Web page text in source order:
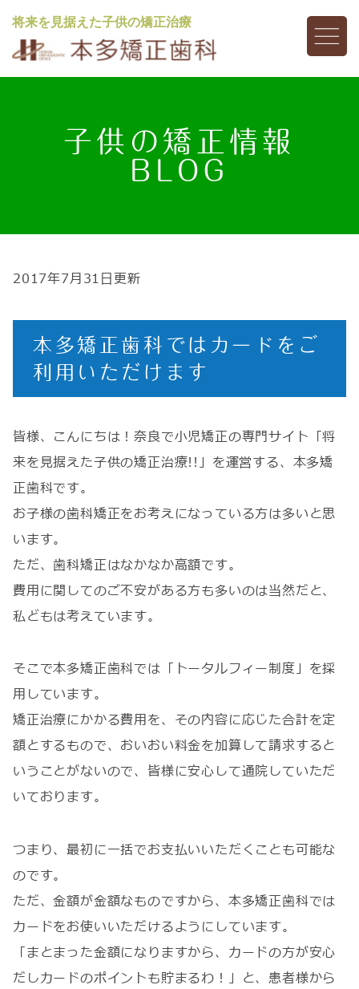
将来を見据えた子供の矯正治療
子供の矯正情報
BLOG
2017年7月31日更新
本多矯正歯科ではカードをご
利用いただけます
皆様、こんにちは！奈良で小児矯正の専門サイト「将
来を見据えた子供の矯正治療!!」を運営する、本多矯
正歯科です。
お子様の歯科矯正をお考えになっている方は多いと思
います。
ただ、歯科矯正はなかなか高額です。
費用に関してのご不安がある方も多いのは当然だと、
私どもは考えています。
そこで本多矯正歯科では「トータルフィー制度」を採
用しています。
矯正治療にかかる費用を、その内容に応じた合計を定
額とするもので、おいおい料金を加算して請求すると
いうことがないので、皆様に安心して通院していただ
いております。
つまり、最初に一括でお支払いいただくことも可能な
のです。
ただ、金額が金額なものですから、本多矯正歯科では
カードをお使いいただけるようにしています。
「まとまった金額になりますから、カードの方が安心
だしカードのポイントも貯まるわ！」と、患者様から